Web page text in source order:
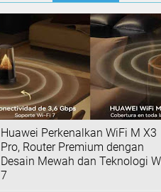
Huawei Perkenalkan WiFi M X3
Pro, Router Premium dengan
Desain Mewah dan Teknologi
7